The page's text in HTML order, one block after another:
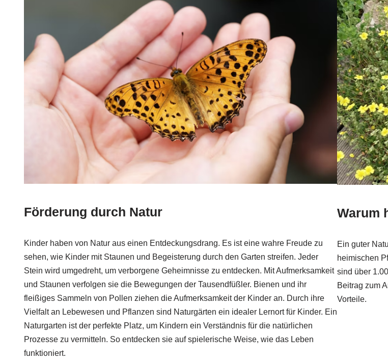
Förderung durch Natur
Kinder haben von Natur aus einen Entdeckungsdrang. Es ist eine wahre Freude zu
sehen, wie Kinder mit Staunen und Begeisterung durch den Garten streifen. Jeder
Stein wird umgedreht, um verborgene Geheimnisse zu entdecken. Mit Aufmerksamkeit
und Staunen verfolgen sie die Bewegungen der Tausendfüßler. Bienen und ihr
fleißiges Sammeln von Pollen ziehen die Aufmerksamkeit der Kinder an. Durch ihre
Vielfalt an Lebewesen und Pflanzen sind Naturgärten ein idealer Lernort für Kinder. Ein
Naturgarten ist der perfekte Platz, um Kindern ein Verständnis für die natürlichen
Prozesse zu vermitteln. So entdecken sie auf spielerische Weise, wie das Leben
funktioniert.
Warum
Ein guter
heimischen
sind über
Beitrag zum
Vorteile.